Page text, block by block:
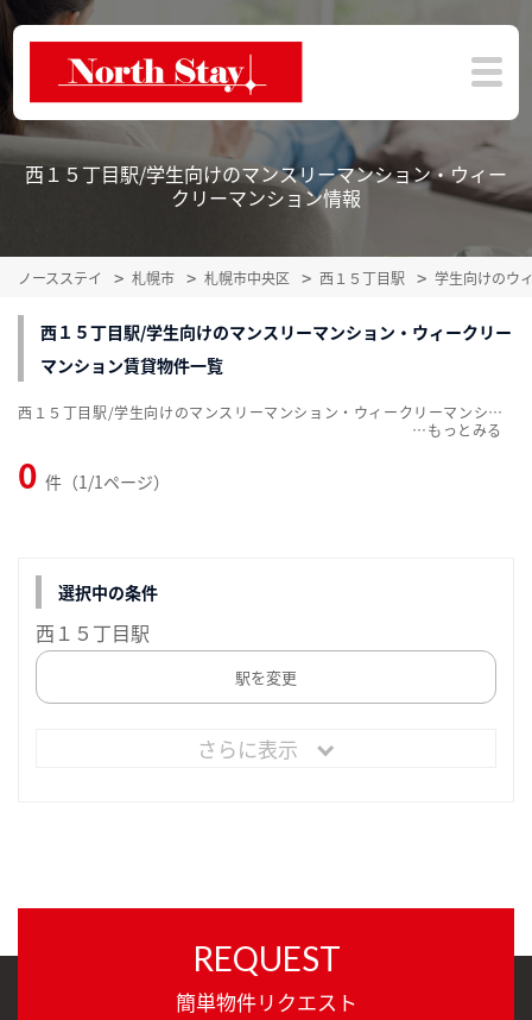
西１５丁目駅/学生向けのマンスリーマンション・ウィー
クリーマンション情報
ノースステイ 札幌市 札幌市中央区 西１５丁目駅 学生向けのウ
西１５丁目駅/学生向けのマンスリーマンション・ウィークリー
マンション賃貸物件一覧
0 件（1/1ページ）
西１５丁目駅/学生向けのマンスリーマンション・ウィークリーマンション賃貸物件一覧を掲載中。敷金・礼金無料、家具・家電付をご紹介。こだわり条件での絞込みも簡単！
…
選択中の条件
西１５丁目駅
駅を変更
さらに表示
REQUEST
簡単物件リクエスト